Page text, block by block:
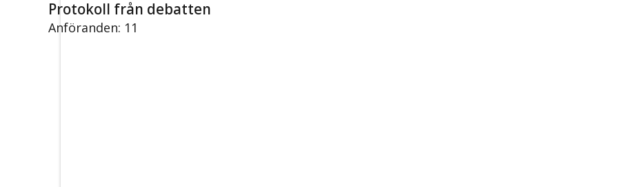
Protokoll från debatten
Anföranden: 11